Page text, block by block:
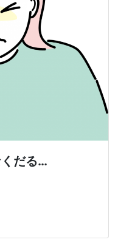
だる…